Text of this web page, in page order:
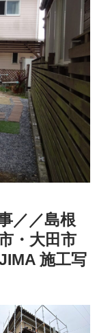
／／島根
・大田市
施工写